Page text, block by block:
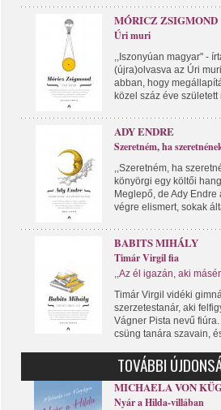
MÓRICZ ZSIGMOND
Úri muri
,,Iszonyúan magyar" -
(újra)olvasva az Úri
abban, hogy
közel száz éve született
ADY ENDRE
Szeretném, ha
,,Szeretném, ha
könyörgi egy költői
Meglepő, de Ady
végre elismert, sokak
BABITS MIHÁLY
Timár Virgil fia
,,Az él igazán, aki
Timár Virgil vidéki
szerzetestanár, aki
Vágner Pista nevű
csüng tanára szavain,
TOVÁBBI
MICHAELA VON
Nyár a Hilda-villában